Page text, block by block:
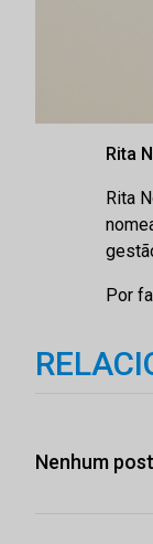
Rita
Rita
Por
Nenhum